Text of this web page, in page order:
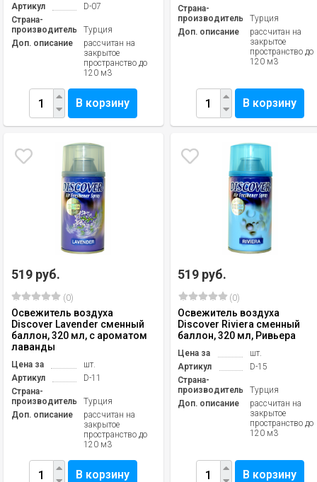
Артикул
D-07
Страна-
производитель
Турция
Доп. описание
рассчитан на
закрытое
пространство до
120 м3
В корзину
Страна-
производитель
Турция
Доп. описание
рассчитан на
закрытое
пространство до
120 м3
В корзину
519 руб.
(0)
Освежитель воздуха
Discover Lavender сменный
баллон, 320 мл, с ароматом
лаванды
Цена за
шт.
Артикул
D-11
Страна-
производитель
Турция
Доп. описание
рассчитан на
закрытое
пространство до
120 м3
В корзину
519 руб.
(0)
Освежитель воздуха
Discover Riviera сменный
баллон, 320 мл, Ривьера
Цена за
шт.
Артикул
D-15
Страна-
производитель
Турция
Доп. описание
рассчитан на
закрытое
пространство до
120 м3
В корзину